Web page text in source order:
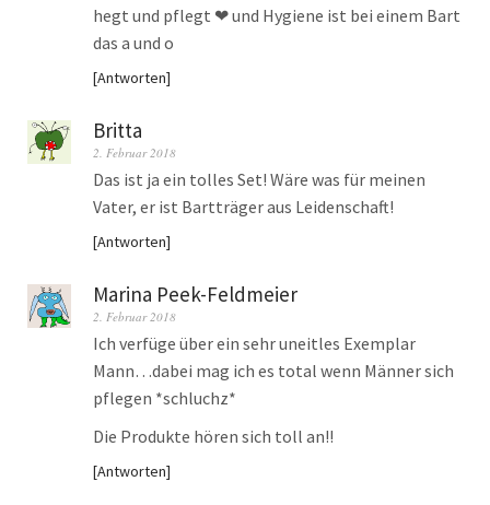
hegt und pflegt ❤ und Hygiene ist bei einem Bart
das a und o
Antworten
Britta
2. Februar 2018
Das ist ja ein tolles Set! Wäre was für meinen
Vater, er ist Bartträger aus Leidenschaft!
Antworten
Marina Peek-Feldmeier
2. Februar 2018
Ich verfüge über ein sehr uneitles Exemplar
Mann…dabei mag ich es total wenn Männer sich
pflegen *schluchz*
Die Produkte hören sich toll an!!
Antworten